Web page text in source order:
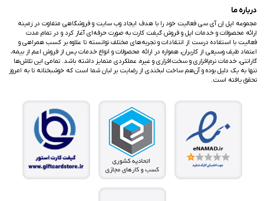
درباره ما
مجموعه اپل اِن آی سی فعالیت خود را با هدف ایجاد وب سایت و فروشگاهی متفاوت در زمینه
ارائه محصولات و خدمات اپل و فروش گیفت کارت به صورت حرفه‌ای آغاز کرد و در تمام مدت
فعالیت با استفاده درست از انتقادات و تجربه‌های مختلف توانسته تا علاوه بر کسب همراهی و
اعتماد طیف وسیعی از کاربران، همواره در ارائه محصولات و انواع خدمات پس از فروش اعم از بیمه،
گارانتی، خدمات نرم‌افزاری و سخت‌افزاری و غیره، عملکردی متمایز داشته باشد. تمامی این تلاش‌ها
تنها به یک دلیل بوده و آن‌هم ساخت لبخندی از رضایت بر لبان شما است که خوشبختانه تا به امروز
تحقق یافته است.